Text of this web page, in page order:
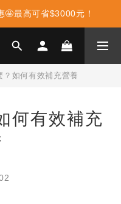
這裡享優惠👈
最高可省$3000元！
LINEPOINT回饋2%
？如何有效補充營養
何有效補充